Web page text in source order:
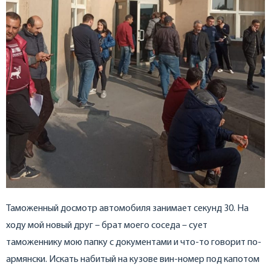
Таможенный досмотр автомобиля занимает секунд 30. На
ходу мой новый друг – брат моего соседа – сует
таможеннику мою папку с документами и что-то говорит по-
армянски. Искать набитый на кузове вин-номер под капотом